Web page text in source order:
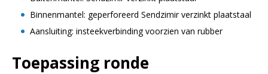
Binnenmantel: geperforeerd Sendzimir verzinkt plaatstaal
Aansluiting: insteekverbinding voorzien van rubber
Toepassing ronde